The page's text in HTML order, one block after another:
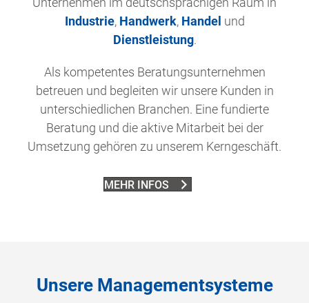
Industrie, Handwerk, Handel und
Dienstleistung.
Als kompetentes Beratungsunternehmen
betreuen und begleiten wir unsere Kunden in
unterschiedlichen Branchen. Eine fundierte
Beratung und die aktive Mitarbeit bei der
Umsetzung gehören zu unserem Kerngeschäft.
MEHR INFOS
Unsere Managementsysteme